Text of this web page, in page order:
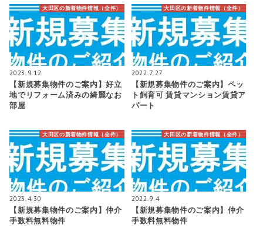
大田区の新着物件情報（全件）
2023.9.12
【新規募集物件のご案内】好立
地でリフォーム済みの綺麗なお
部屋
大田区の新着物件情報（全件）
2022.7.27
【新規募集物件のご案内】ペッ
ト飼育可 賃貸マンション賃貸ア
パート
大田区の新着物件情報（全件）
2023.4.30
【新規募集物件のご案内】仲介
手数料無料物件
大田区の新着物件情報（全件）
2022.9.4
【新規募集物件のご案内】仲介
手数料無料物件